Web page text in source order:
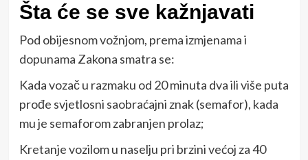
Šta će se sve kažnjavati
Pod obijesnom vožnjom, prema izmjenama i
dopunama Zakona smatra se:
Kada vozač u razmaku od 20 minuta dva ili više puta
prođe svjetlosni saobraćajni znak (semafor), kada
mu je semaforom zabranjen prolaz;
Kretanje vozilom u naselju pri brzini većoj za 40